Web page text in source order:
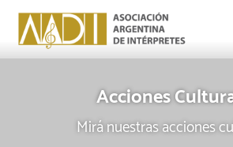
Acciones
Mirá nuestras acciones